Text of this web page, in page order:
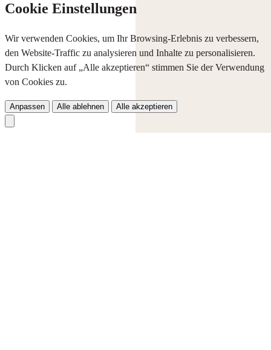
Cookie Einstellungen
Wir verwenden Cookies, um Ihr Browsing-Erlebnis zu verbessern,
den Website-Traffic zu analysieren und Inhalte zu personalisieren.
Durch Klicken auf „Alle akzeptieren“ stimmen Sie der Verwendung
von Cookies zu.
Anpassen Alle ablehnen Alle akzeptieren